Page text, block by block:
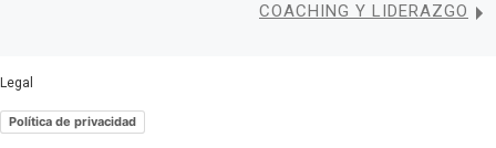
COACHING Y LIDERAZGO
Legal
Política de privacidad